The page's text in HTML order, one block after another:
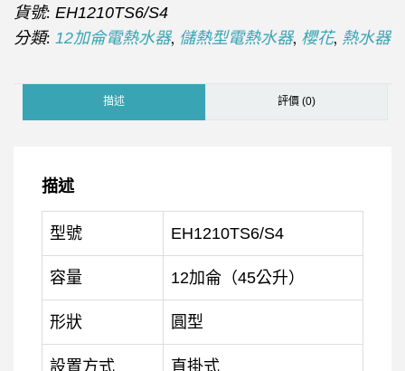
貨號: EH1210TS6/S4
分類: 12加侖電熱水器, 儲熱型電熱水器, 櫻花, 熱水器
描述 評價 (0)
描述
型號 EH1210TS6/S4
容量 12加侖（45公升）
形狀 圓型
設置方式 直掛式